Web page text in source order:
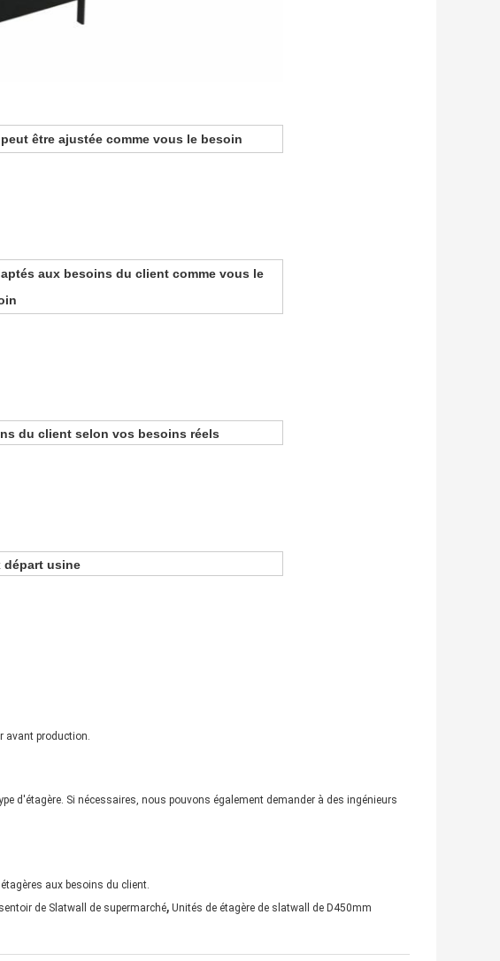
être ajustée comme vous le besoin
aux besoins du client comme vous le
du client selon vos besoins réels
départ usine
avant production.
d'étagère. Si nécessaires, nous pouvons également demander à des ingénieurs
aux besoins du client.
de Slatwall de supermarché, Unités de étagère de slatwall de D450mm